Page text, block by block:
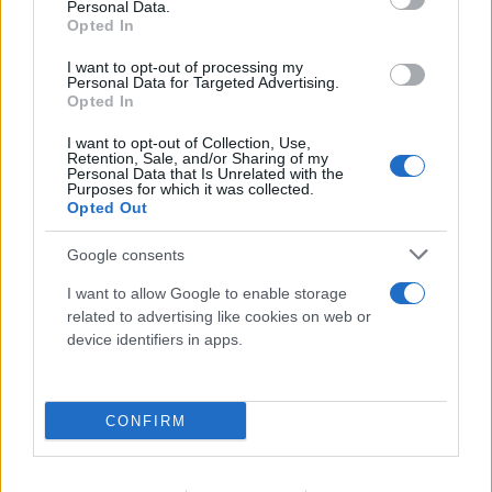
Personal Data.
Opted In
I want to opt-out of processing my
Personal Data for Targeted Advertising.
Opted In
I want to opt-out of Collection, Use,
Retention, Sale, and/or Sharing of my
Personal Data that Is Unrelated with the
Purposes for which it was collected.
Opted Out
Google consents
I want to allow Google to enable storage
related to advertising like cookies on web or
device identifiers in apps.
CONFIRM
«Έλεγε να μην ρωτούν για τον πατέρα του»: